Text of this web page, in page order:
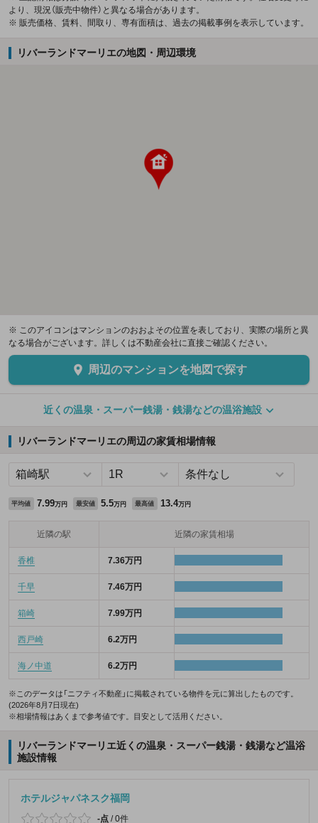
より、現況（販売中物件）と異なる場合があります。
※ 販売価格、賃料、間取り、専有面積は、過去の掲載事例を表示しています。
リバーランドマーリエの地図・周辺環境
※ このアイコンはマンションのおおよその位置を表しており、実際の場所と異
なる場合がございます。詳しくは不動産会社に直接ご確認ください。
周辺のマンションを地図で探す
近くの温泉・スーパー銭湯・銭湯などの温浴施設
リバーランドマーリエの周辺の家賃相場情報
平均値 7.99万円 最安値 5.5万円 最高値 13.4万円
近隣の駅 近隣の家賃相場
香椎 7.36万円
千早 7.46万円
箱崎 7.99万円
西戸崎 6.2万円
海ノ中道 6.2万円
※このデータは「ニフティ不動産」に掲載されている物件を元に算出したものです。
(2026年8月7日現在)
※相場情報はあくまで参考値です。目安として活用ください。
リバーランドマーリエ近くの温泉・スーパー銭湯・銭湯など温浴
施設情報
ホテルジャパネスク福岡
-点 /0件